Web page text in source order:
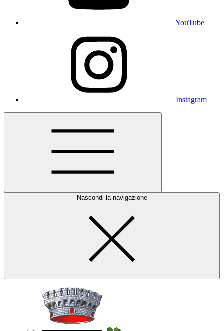
YouTube
Instagram
Nascondi la navigazione